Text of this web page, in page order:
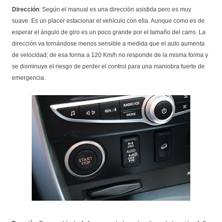
Dirección: Según el manual es una dirección asistida pero es muy
suave. Es un placer estacionar el vehículo con ella. Aunque como es de
esperar el ángulo de giro es un poco grande por el tamaño del carro. La
dirección va tornándose menos sensible a medida que el auto aumenta
de velocidad; de esa forma a 120 Km/h no responde de la misma forma y
se disminuye el riesgo de perder el control para una maniobra fuerte de
emergencia.